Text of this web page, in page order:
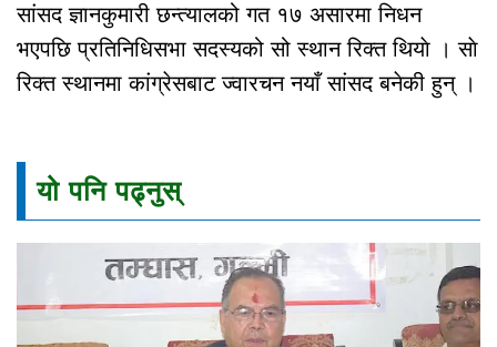
सांसद ज्ञानकुमारी छन्त्यालको गत १७ असारमा निधन
भएपछि प्रतिनिधिसभा सदस्यको सो स्थान रिक्त थियाे । साे
रिक्त स्थानमा कांग्रेसबाट ज्वारचन नयाँ सांसद बनेकी हुन् ।
यो पनि पढ्नुस्